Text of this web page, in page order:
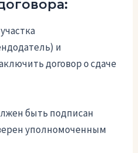
и
договор о сдаче
быть подписан
уполномоченным